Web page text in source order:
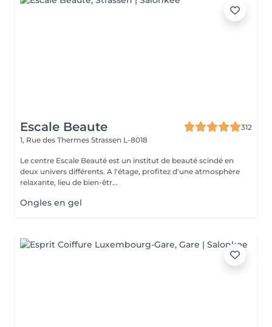
Escale Beaute
312
1, Rue des Thermes Strassen L-8018
Le centre Escale Beauté est un institut de beauté scindé en
deux univers différents. A l'étage, profitez d'une atmosphère
relaxante, lieu de bien-êtr...
Ongles en gel